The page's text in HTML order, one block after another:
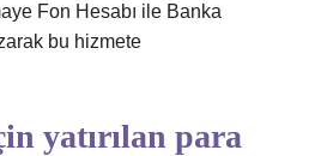
Fon Hesabı ile Banka
bu hizmete
yatırılan para